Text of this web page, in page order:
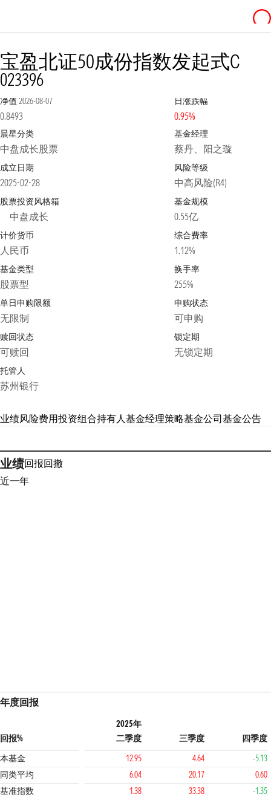
宝盈北证50成份指数发起式C
023396
净值 2026-08-07
0.8493
日涨跌幅
0.95%
晨星分类
中盘成长股票
基金经理
蔡丹、阳之璇
成立日期
2025-02-28
风险等级
中高风险(R4)
股票投资风格箱
中盘成长
基金规模
0.55亿
计价货币
人民币
综合费率
1.12%
基金类型
股票型
换手率
255%
单日申购限额
无限制
申购状态
可申购
赎回状态
可赎回
锁定期
无锁定期
托管人
苏州银行
业绩风险费用投资组合持有人基金经理策略基金公司基金公告
业绩回报回撤
近一年
年度回报
回报%
2025年
二季度
三季度
四季度
本基金
12.95 4.64
-5.13
同类平均
6.04 20.17
0.60
基准指数
1.38 33.38 -1.35